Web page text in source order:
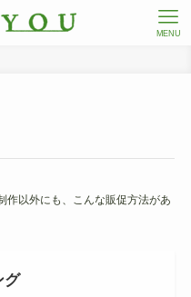
MENU
作以外にも、こんな販促方法があ
グ